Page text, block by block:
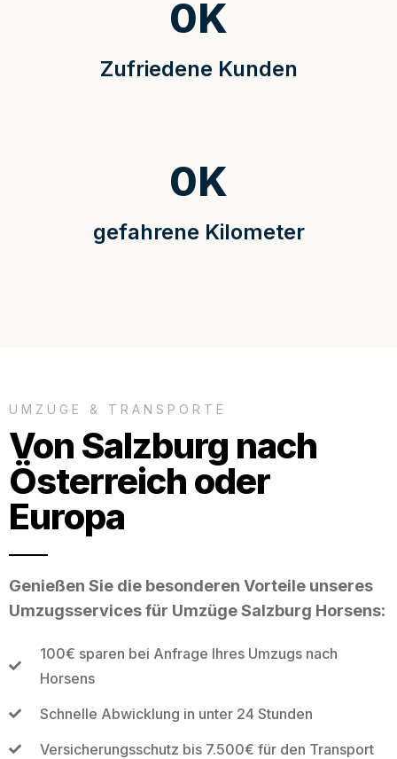
Zufriedene Kunden
0K
gefahrene Kilometer
0K
UMZÜGE & TRANSPORTE
Von Salzburg nach
Österreich oder
Europa
Genießen Sie die besonderen Vorteile unseres
Umzugsservices für Umzüge Salzburg Horsens:
100€ sparen bei Anfrage Ihres Umzugs nach
Horsens
Schnelle Abwicklung in unter 24 Stunden
Versicherungsschutz bis 7.500€ für den Transport